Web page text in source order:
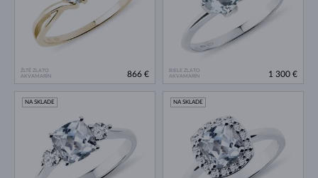
ŽLTÉ ZLATO
AKVAMARÍN
866 €
BIELE ZLATO
AKVAMARÍN
1 300 €
NA SKLADE NA SKLADE